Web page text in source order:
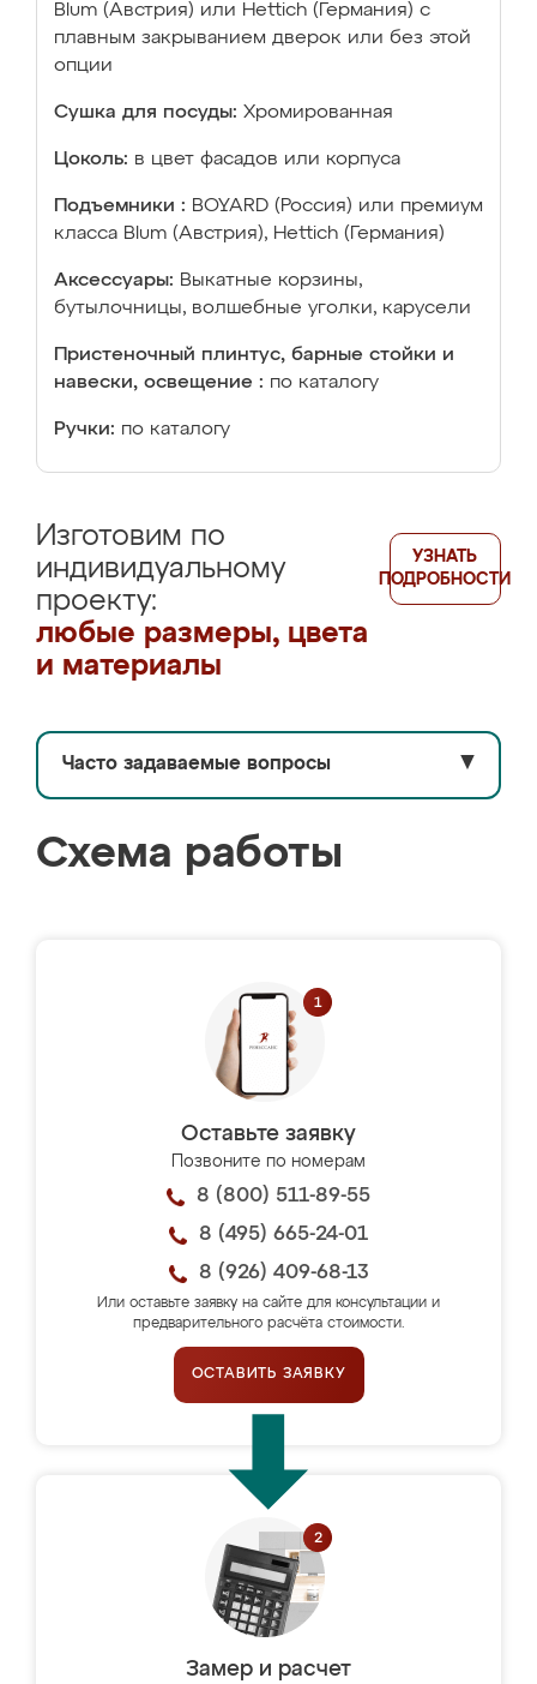
Blum (Австрия) или Hettich (Германия) с
плавным закрыванием дверок или без этой
опции
Сушка для посуды: Хромированная
Цоколь: в цвет фасадов или корпуса
Подъемники : BOYARD (Россия) или премиум
класса Blum (Австрия), Hettich (Германия)
Аксессуары: Выкатные корзины,
бутылочницы, волшебные уголки, карусели
Пристеночный плинтус, барные стойки и
навески, освещение : по каталогу
Ручки: по каталогу
Изготовим по
индивидуальному
проекту:
любые размеры, цвета
и материалы
УЗНАТЬ
ПОДРОБНОСТИ
Часто задаваемые вопросы ▼
Схема работы
Оставьте заявку
Позвоните по номерам
8 (800) 511-89-55
8 (495) 665-24-01
8 (926) 409-68-13
Или оставьте заявку на сайте для консультации и
предварительного расчёта стоимости.
ОСТАВИТЬ ЗАЯВКУ
Замер и расчет